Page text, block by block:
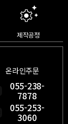
settings_suggest
제작공정
온라인주문
055-238-
7878
055-253-
3060